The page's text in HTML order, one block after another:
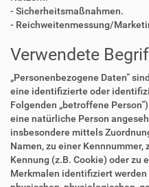
- Sicherheitsmaßnahmen.
- Reichweitenmessung/
Verwendete
„Personenbezogene Daten“
eine identifizierte oder
Folgenden „betroffene
eine natürliche Person
insbesondere mittels
Namen, zu einer
Kennung (z.B. Cookie) oder zu
Merkmalen identifiziert werden